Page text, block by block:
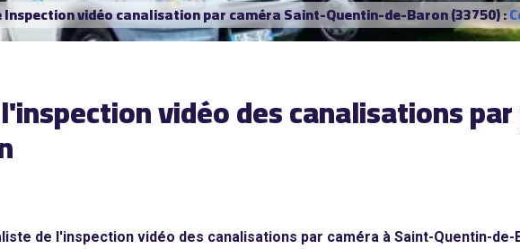
Inspection vidéo canalisation par caméra Saint-Quentin-de-Baron (33750) :
vidéo des canalisations
de l'inspection vidéo des canalisations par caméra à Saint-Quentin-